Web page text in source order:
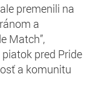
premenili na
a
Match”,
piatok pred Pride
a komunitu